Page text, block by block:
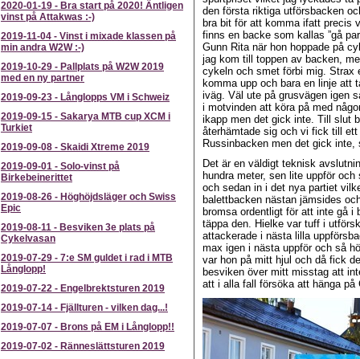
2020-01-19 - Bra start på 2020! Äntligen
vinst på Attakwas :-)
2019-11-04 - Vinst i mixade klassen på
min andra W2W :-)
2019-10-29 - Pallplats på W2W 2019
med en ny partner
2019-09-23 - Långlopps VM i Schweiz
2019-09-15 - Sakarya MTB cup XCM i
Turkiet
2019-09-08 - Skaidi Xtreme 2019
2019-09-01 - Solo-vinst på
Birkebeinerittet
2019-08-26 - Höghöjdsläger och Swiss
Epic
2019-08-11 - Besviken 3e plats på
Cykelvasan
2019-07-29 - 7:e SM guldet i rad i MTB
Långlopp!
2019-07-22 - Engelbrektsturen 2019
2019-07-14 - Fjällturen - vilken dag...!
2019-07-07 - Brons på EM i Långlopp!!
2019-07-02 - Ränneslättsturen 2019
den första riktiga utförsbacken
bra bit för att komma ifatt precis
finns en backe som kallas ”gå
Gunn Rita när hon hoppade på
jag kom till toppen av backen,
cykeln och smet förbi mig. Strax
komma upp och bara en linje att
iväg. Väl ute på grusvägen igen
i motvinden att köra på med
ikapp men det gick inte. Till slut
återhämtade sig och vi fick till
Russinbacken men det gick
Det är en väldigt teknisk
hundra meter, sen lite uppför
och sedan in i det nya partiet
balettbacken nästan jämsides
bromsa ordentligt för att inte gå
täppa den. Hielke var tuff i
attackerade i nästa lilla
max igen i nästa uppför och så
var hon på mitt hjul och då fick
besviken över mitt misstag att
att i alla fall försöka att hänga